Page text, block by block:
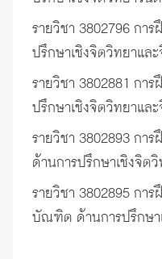
รายวิชา 3802796 กา
ปรึกษาเชิงจิตวิทยาแล
รายวิชา 3802881 กา
ปรึกษาเชิงจิตวิทยาแล
รายวิชา 3802893 ก
ด้านการปรึกษาเชิงจิต
รายวิชา 3802895 กา
บัณฑิต ด้านการปรึกษา